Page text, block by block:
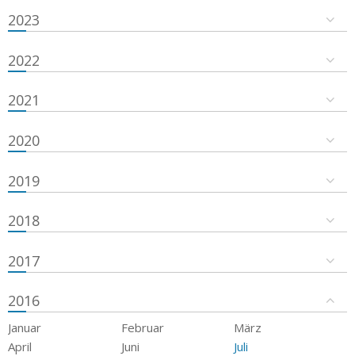
2023
2022
2021
2020
2019
2018
2017
2016
Januar Februar
März
April
Juni
Juli